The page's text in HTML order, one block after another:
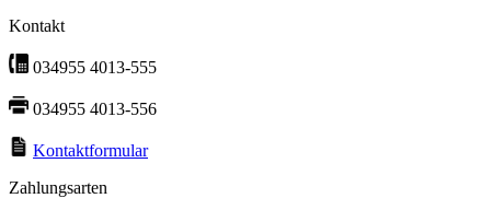
Kontakt
034955 4013-555
034955 4013-556
Kontaktformular
Zahlungsarten